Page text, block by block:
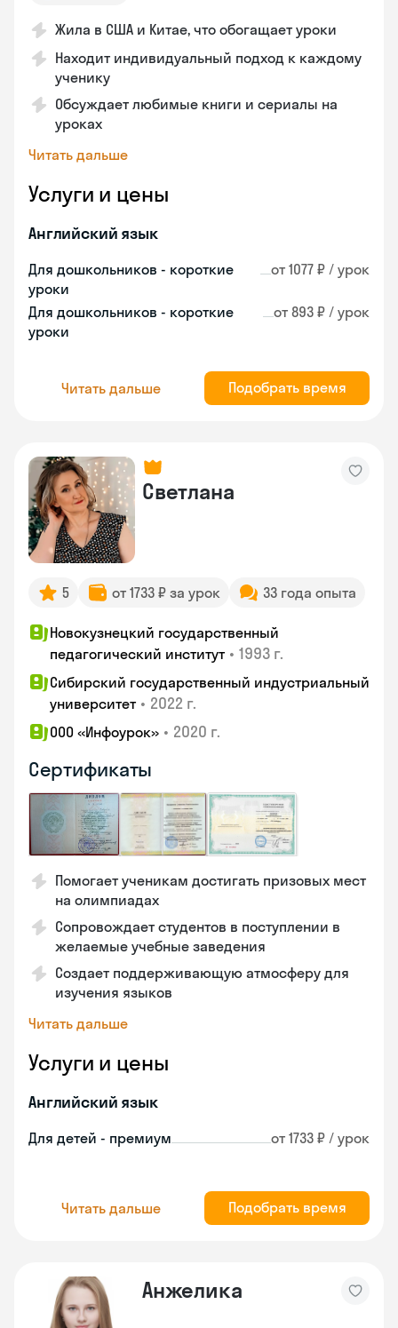
Жила в США и Китае, что обогащает уроки
Находит индивидуальный подход к каждому
ученику
Обсуждает любимые книги и сериалы на
уроках
Читать дальше
Услуги и цены
Английский язык
Для дошкольников - короткие
уроки
от 1077 ₽ / урок
Для дошкольников - короткие
уроки
от 893 ₽ / урок
Читать дальше Подобрать время
Светлана
5 от 1733 ₽ за урок 33 года опыта
Новокузнецкий государственный
педагогический институт • 1993 г.
Сибирский государственный индустриальный
университет • 2022 г.
ООО «Инфоурок» • 2020 г.
Сертификаты
Помогает ученикам достигать призовых мест
на олимпиадах
Сопровождает студентов в поступлении в
желаемые учебные заведения
Создает поддерживающую атмосферу для
изучения языков
Читать дальше
Услуги и цены
Английский язык
Для детей - премиум от 1733 ₽ / урок
Читать дальше Подобрать время
Анжелика